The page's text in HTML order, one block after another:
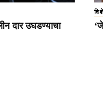
दार उघडण्याचा